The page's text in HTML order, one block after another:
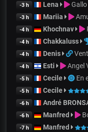
-3 h Lena
-3 h Mariia
-4 h Khochnav
-4 h Chakkaluss
-4 h Denis
-4 h Esti Angel
-5 h Cecile En
-5 h Cecile
-6 h André
-6 h Manfred
-7 h Manfred